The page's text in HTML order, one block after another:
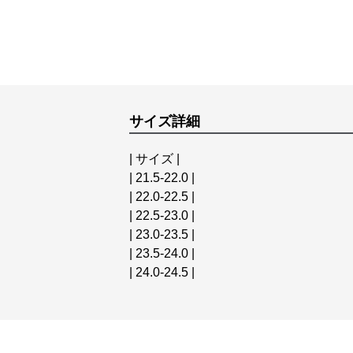
サイズ詳細
| サイズ |
| 21.5-22.0 |
| 22.0-22.5 |
| 22.5-23.0 |
| 23.0-23.5 |
| 23.5-24.0 |
| 24.0-24.5 |